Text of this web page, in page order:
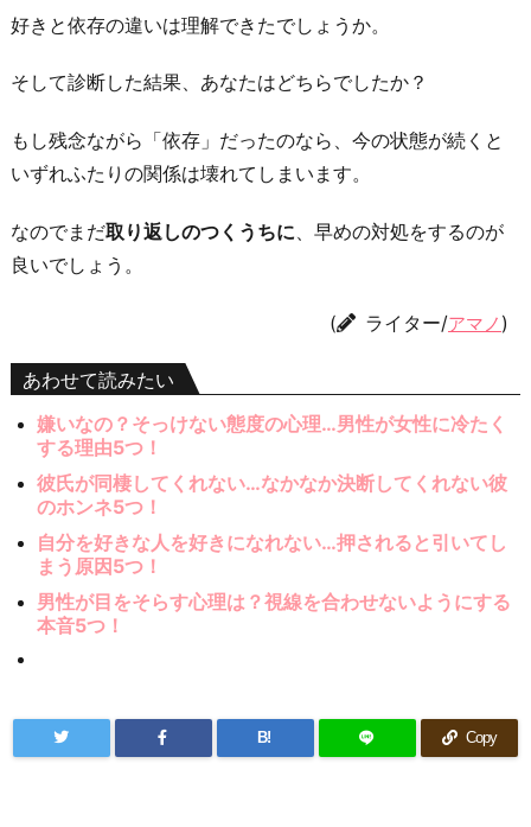
好きと依存の違いは理解できたでしょうか。
そして診断した結果、あなたはどちらでしたか？
もし残念ながら「依存」だったのなら、今の状態が続くと
いずれふたりの関係は壊れてしまいます。
なのでまだ取り返しのつくうちに、早めの対処をするのが
良いでしょう。
( ライター/アマノ )
あわせて読みたい
嫌いなの？そっけない態度の心理…男性が女性に冷たく
する理由5つ！
彼氏が同棲してくれない…なかなか決断してくれない彼
のホンネ5つ！
自分を好きな人を好きになれない…押されると引いてし
まう原因5つ！
男性が目をそらす心理は？視線を合わせないようにする
本音5つ！
B! Copy